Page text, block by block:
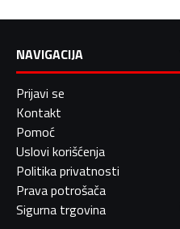
NAVIGACIJA
Prijavi se
Kontakt
Pomoć
Uslovi korišćenja
Politika privatnosti
Prava potrošača
Sigurna trgovina